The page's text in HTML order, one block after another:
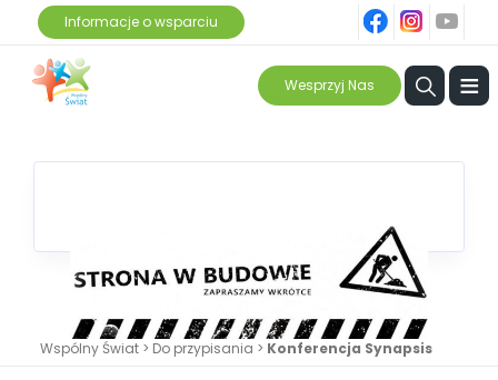
Informacje o wsparciu
ins
Wesprzyj Nas ≡
Wspólny Świat > Do przypisania > Konferencja Synapsis